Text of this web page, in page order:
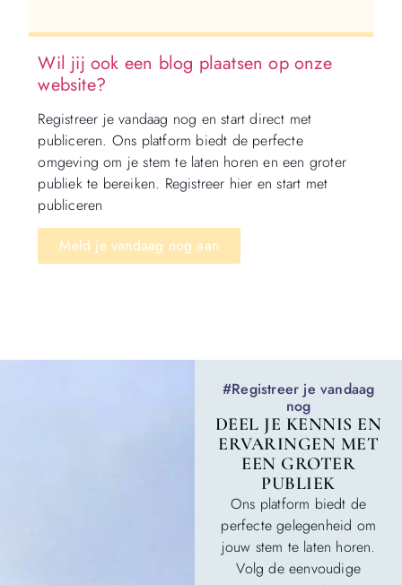
Wil jij ook een blog plaatsen op onze
website?
Registreer je vandaag nog en start direct met
publiceren. Ons platform biedt de perfecte
omgeving om je stem te laten horen en een groter
publiek te bereiken. Registreer hier en start met
publiceren
Meld je vandaag nog aan
#Registreer je vandaag
nog
DEEL JE KENNIS EN
ERVARINGEN MET
EEN GROTER
PUBLIEK
Ons platform biedt de
perfecte gelegenheid om
jouw stem te laten horen.
Volg de eenvoudige